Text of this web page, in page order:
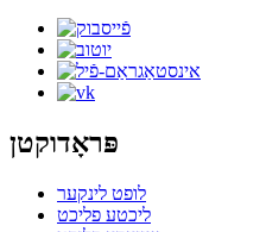
פּראָדוקטן
לופט לינקער
ליכטע פליכט